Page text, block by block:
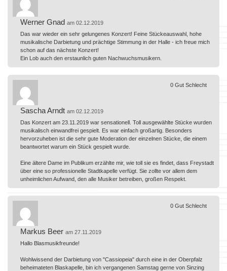
Werner Gnad am 02.12.2019
Das war wieder ein sehr gelungenes Konzert! Feine Stückeauswahl, hohe
musikalische Darbietung und prächtige Stimmung in der Halle - ich freue mich
schon auf das nächste Konzert!
Ein Lob auch den erstaunlich guten Nachwuchsmusikern.
Sascha Arndt am 02.12.2019
Das Konzert am 23.11.2019 war sensationell. Toll ausgewählte Stücke wurden
musikalisch einwandfrei gespielt. Es war einfach großartig. Besonders
hervorzuheben ist die sehr gute Moderation der einzelnen Stücke, die einem
beantwortet warum ein Stück gespielt wurde.
Eine ältere Dame im Publikum erzählte mir, wie toll sie es findet, dass Freystadt
über eine so professionelle Stadtkapelle verfügt. Sie zollte vor allem dem
unheimlichen Aufwand, den alle Musiker betreiben, großen Respekt.
0 Gut Schlecht
Markus Beer am 27.11.2019
Hallo Blasmusikfreunde!
Wohlwissend der Darbietung von "Cassiopeia" durch eine in der Oberpfalz
beheimateten Blaskapelle, bin ich vergangenen Samstag gerne von Sinzing
0 Gut Schlecht